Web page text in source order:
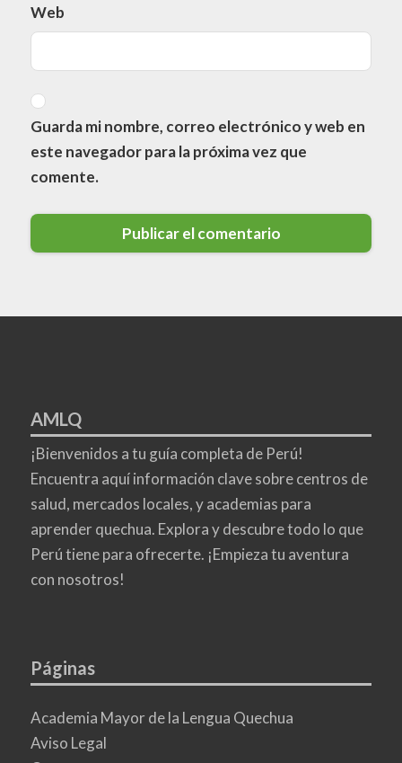
Web
Guarda mi nombre, correo electrónico y web en
este navegador para la próxima vez que
comente.
AMLQ
¡Bienvenidos a tu guía completa de Perú!
Encuentra aquí información clave sobre centros de
salud, mercados locales, y academias para
aprender quechua. Explora y descubre todo lo que
Perú tiene para ofrecerte. ¡Empieza tu aventura
con nosotros!
Páginas
Academia Mayor de la Lengua Quechua
Aviso Legal